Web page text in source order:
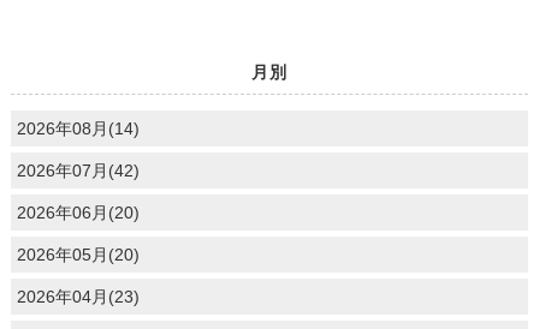
月別
2026年08月(14)
2026年07月(42)
2026年06月(20)
2026年05月(20)
2026年04月(23)